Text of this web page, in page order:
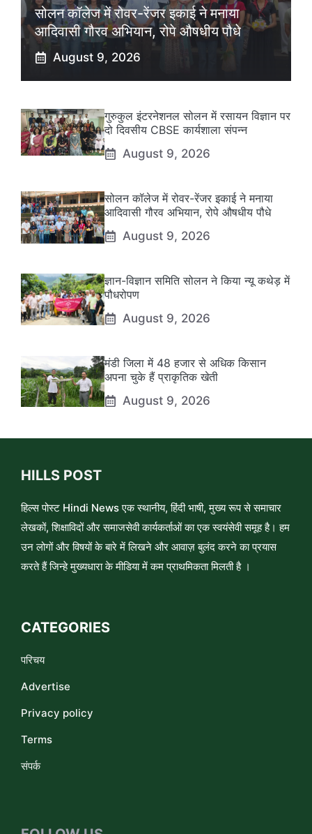
सोलन कॉलेज में रोवर-रेंजर इकाई ने मनाया
आदिवासी गौरव अभियान, रोपे औषधीय पौधे
August 9, 2026
गुरुकुल इंटरनेशनल सोलन में रसायन विज्ञान पर
दो दिवसीय CBSE कार्यशाला संपन्न
August 9, 2026
सोलन कॉलेज में रोवर-रेंजर इकाई ने मनाया
आदिवासी गौरव अभियान, रोपे औषधीय पौधे
August 9, 2026
ज्ञान-विज्ञान समिति सोलन ने किया न्यू कथेड़ में
पौधरोपण
August 9, 2026
मंडी जिला में 48 हजार से अधिक किसान
अपना चुके हैं प्राकृतिक खेती
August 9, 2026
HILLS POST
हिल्स पोस्ट Hindi News एक स्थानीय, हिंदी भाषी, मुख्य रूप से समाचार
लेखकों, शिक्षाविदों और समाजसेवी कार्यकर्ताओं का एक स्वयंसेवी समूह है। हम
उन लोगों और विषयों के बारे में लिखने और आवाज़ बुलंद करने का प्रयास
करते हैं जिन्हे मुख्यधारा के मीडिया में कम प्राथमिकता मिलती है ।
CATEGORIES
परिचय
Advertise
Privacy policy
Terms
संपर्क